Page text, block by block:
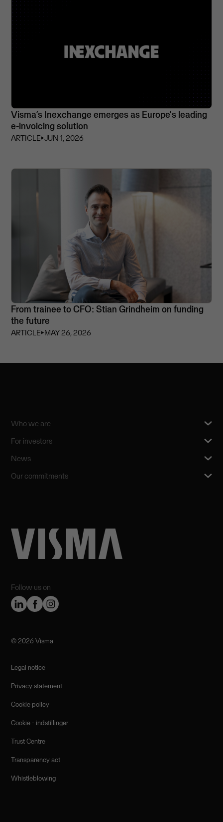
Visma’s Inexchange emerges as Europe's leading
e-invoicing solution
ARTICLE⏵JUN 1, 2026
From trainee to CFO: Stian Grindheim on funding
the future
ARTICLE⏵MAY 26, 2026
Follow us on
Who we are
For investors
News
Our commitments
©️ 2026 Visma
Legal notice
Privacy statement
Cookie policy
Cookie - indstillinger
Trust Centre
Transparency act
Whistleblowing